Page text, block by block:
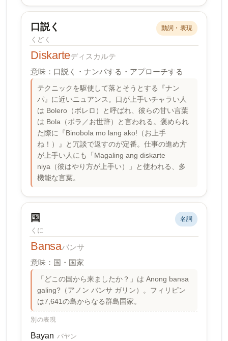
口説く
くどく
動詞・表現
Diskarteディスカルテ
意味：口説く・ナンパする・アプローチする
テクニックを駆使して落とそうとする『ナン
パ』に近いニュアンス。口が上手いチャラい人
は Bolero（ボレロ）と呼ばれ、彼らの甘い言葉
は Bola（ボラ／お世辞）と言われる。褒められ
た際に『Binobola mo lang ako!（お上手
ね！）』と冗談で返すのが定番。仕事の進め方
が上手い人にも「Magaling ang diskarte
niya（彼はやり方が上手い）」と使われる、多
機能な言葉。
国
くに
名詞
Bansaバンサ
意味：国・国家
「どこの国から来ましたか？」は Anong bansa
galing?（アノン バンサ ガリン）。フィリピン
は7,641の島からなる群島国家。
別の表現
Bayan バヤン